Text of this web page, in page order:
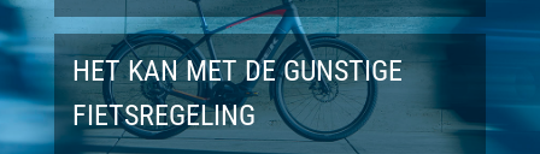
Werkgevers
Privé lease
HET KAN MET DE GUNSTIGE
FIETSREGELING